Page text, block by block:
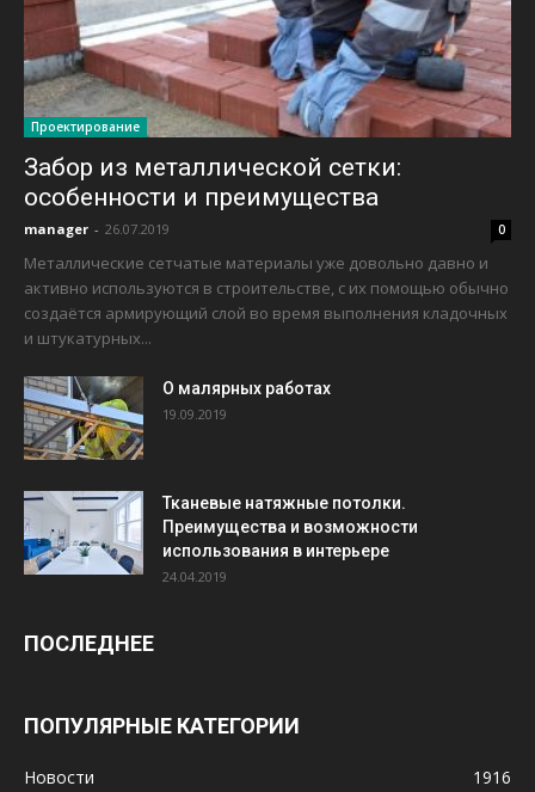
Проектирование
Забор из металлической сетки:
особенности и преимущества
manager - 26.07.2019 0
Металлические сетчатые материалы уже довольно давно и
активно используются в строительстве, с их помощью обычно
создаётся армирующий слой во время выполнения кладочных
и штукатурных...
О малярных работах
19.09.2019
Тканевые натяжные потолки.
Преимущества и возможности
использования в интерьере
24.04.2019
ПОСЛЕДНЕЕ
ПОПУЛЯРНЫЕ КАТЕГОРИИ
Новости 1916